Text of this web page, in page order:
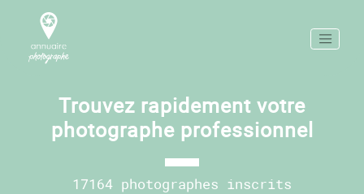
Trouvez rapidement votre
photographe professionnel
17164 photographes inscrits